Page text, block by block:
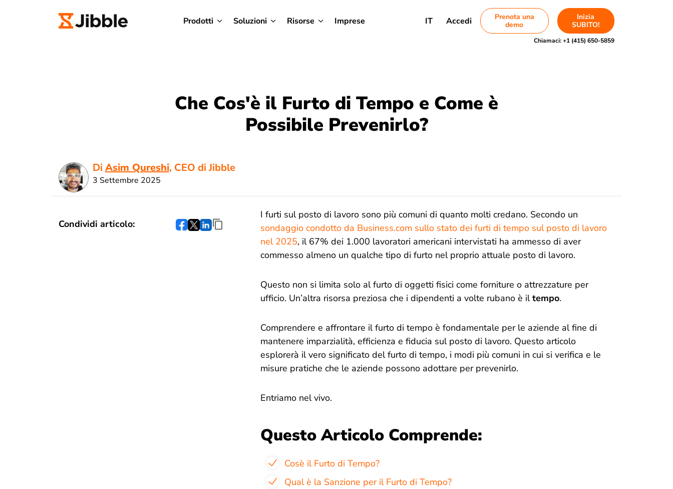
Prodotti Soluzioni Risorse Imprese IT Accedi
Prenota una
demo
Inizia
SUBITO!
Chiamaci:+1 (415) 650-5859
Che Cos'è il Furto di Tempo e Come è
Possibile Prevenirlo?
Di Asim Qureshi, CEO di Jibble
3 Settembre 2025
Condividi articolo:
I furti sul posto di lavoro sono più comuni di quanto molti credano. Secondo un
sondaggio condotto da Business.com sullo stato dei furti di tempo sul posto di lavoro
nel 2025, il 67% dei 1.000 lavoratori americani intervistati ha ammesso di aver
commesso almeno un qualche tipo di furto nel proprio attuale posto di lavoro.
Questo non si limita solo al furto di oggetti fisici come forniture o attrezzature per
ufficio. Un’altra risorsa preziosa che i dipendenti a volte rubano è iltempo.
Comprendere e affrontare il furto di tempo è fondamentale per le aziende al fine di
mantenere imparzialità, efficienza e fiducia sul posto di lavoro. Questo articolo
esplorerà il vero significato del furto di tempo, i modi più comuni in cui si verifica e le
misure pratiche che le aziende possono adottare per prevenirlo.
Entriamo nel vivo.
Questo Articolo Comprende:
Cosè il Furto di Tempo?
Qual è la Sanzione per il Furto di Tempo?